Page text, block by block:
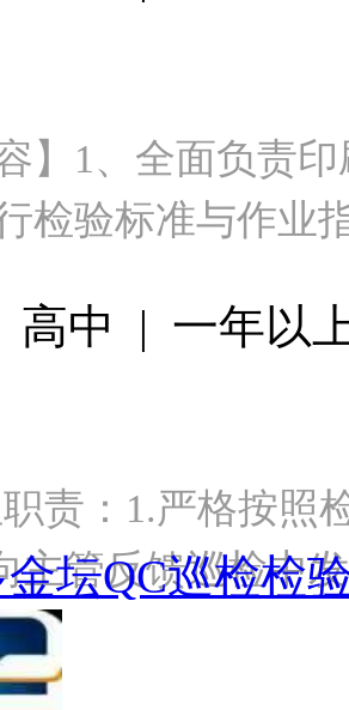
】1、全面负责
检验标准与作
高中 | 一年以
责：1.严格按照
主管反馈巡检中
坛QC巡检检